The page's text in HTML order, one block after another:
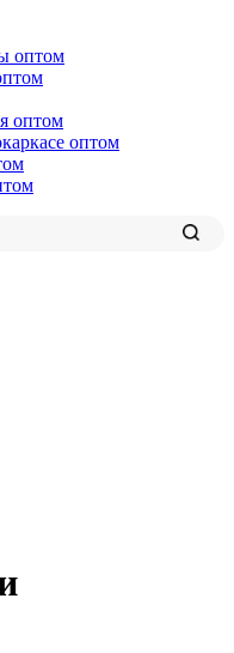
оптом
оптом
оптом